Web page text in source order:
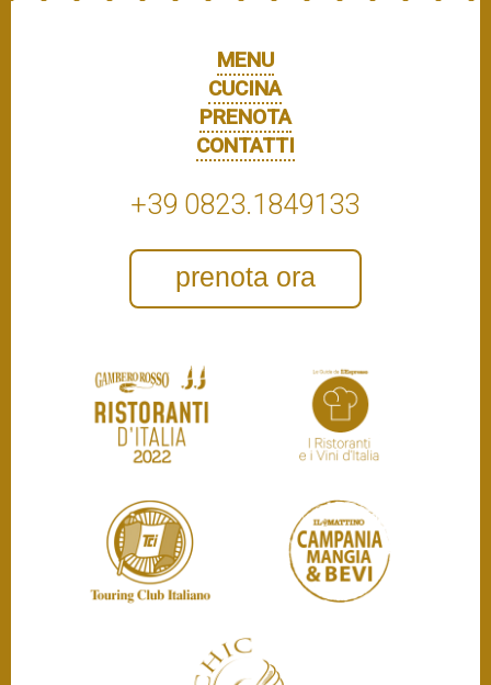
MENU
CUCINA
PRENOTA
CONTATTI
+39 0823.1849133
prenota ora